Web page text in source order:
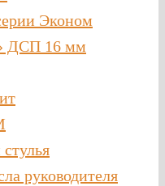
Эконом
ДСП 16 мм
руководителя